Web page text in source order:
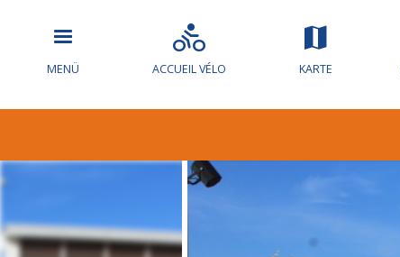
MENÜ ACCUEIL VÉLO KARTE